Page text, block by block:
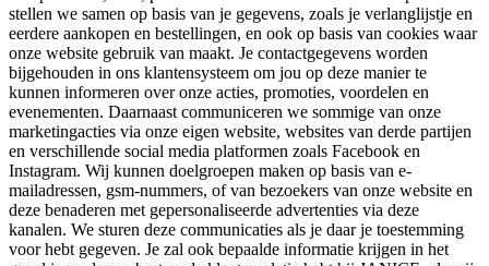
stellen we samen op basis van je gegevens, zoals je verlanglijstje en
eerdere aankopen en bestellingen, en ook op basis van cookies waar
onze website gebruik van maakt. Je contactgegevens worden
bijgehouden in ons klantensysteem om jou op deze manier te
kunnen informeren over onze acties, promoties, voordelen en
evenementen. Daarnaast communiceren we sommige van onze
marketingacties via onze eigen website, websites van derde partijen
en verschillende social media platformen zoals Facebook en
Instagram. Wij kunnen doelgroepen maken op basis van e-
mailadressen, gsm-nummers, of van bezoekers van onze website en
deze benaderen met gepersonaliseerde advertenties via deze
kanalen. We sturen deze communicaties als je daar je toestemming
voor hebt gegeven. Je zal ook bepaalde informatie krijgen in het